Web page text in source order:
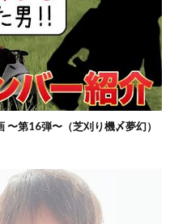
〜第16弾〜（芝刈り機〆夢幻）